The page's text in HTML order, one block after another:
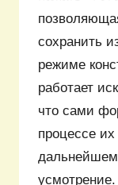
сохранить
режиме
работает
что сами
процессе